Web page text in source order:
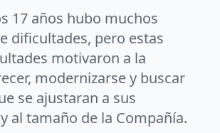
17 años hubo muchos
dificultades, pero estas
motivaron a la
modernizarse y buscar
se ajustaran a sus
al tamaño de la Compañía.